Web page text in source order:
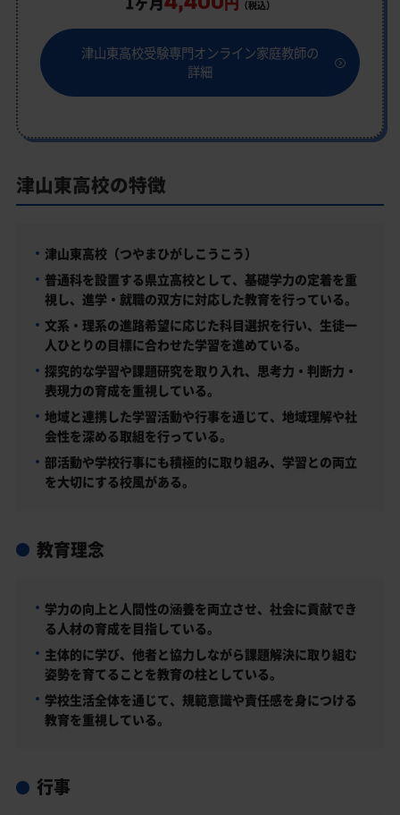
（税込）
津山東高校受験専門オンライン家庭教師の
詳細
津山東高校の特徴
津山東高校（つやまひがしこうこう）
普通科を設置する県立高校として、基礎学力の定着を重
視し、進学・就職の双方に対応した教育を行っている。
文系・理系の進路希望に応じた科目選択を行い、生徒一
人ひとりの目標に合わせた学習を進めている。
探究的な学習や課題研究を取り入れ、思考力・判断力・
表現力の育成を重視している。
地域と連携した学習活動や行事を通じて、地域理解や社
会性を深める取組を行っている。
部活動や学校行事にも積極的に取り組み、学習との両立
を大切にする校風がある。
教育理念
学力の向上と人間性の涵養を両立させ、社会に貢献でき
る人材の育成を目指している。
主体的に学び、他者と協力しながら課題解決に取り組む
姿勢を育てることを教育の柱としている。
学校生活全体を通じて、規範意識や責任感を身につける
教育を重視している。
行事